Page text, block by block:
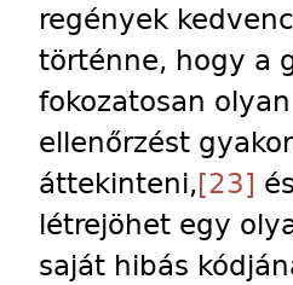
regények
történne, hogy a
fokozatosan
ellenőrzést
áttekinteni,[23]
létrejöhet egy
saját hibás